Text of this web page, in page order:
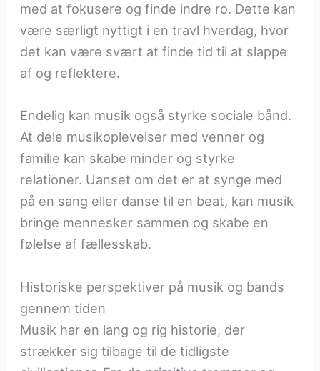
med at fokusere og finde indre ro. Dette kan
være særligt nyttigt i en travl hverdag, hvor
det kan være svært at finde tid til at slappe
af og reflektere.
Endelig kan musik også styrke sociale bånd.
At dele musikoplevelser med venner og
familie kan skabe minder og styrke
relationer. Uanset om det er at synge med
på en sang eller danse til en beat, kan musik
bringe mennesker sammen og skabe en
følelse af fællesskab.
Historiske perspektiver på musik og bands
gennem tiden
Musik har en lang og rig historie, der
strækker sig tilbage til de tidligste